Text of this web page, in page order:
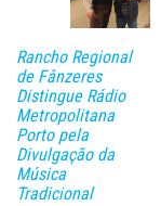
Rancho Regional
de Fânzeres
Distingue Rádio
Metropolitana
Porto pela
Divulgação da
Música
Tradicional